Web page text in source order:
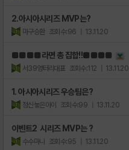
2.아시아시리즈 MVP는?
마구승환 조회수:96 | 13.11.20
■■■■라면 총 집합!!■■■■
서39엉터리대표 조회수:112 | 13.11.20
1. 아시아시리즈 우승팀은?
정신놓은아이 조회수:99 | 13.11.20
이벤트2 시리즈 MVP는 ?
수수마니 조회수:95 | 13.11.20